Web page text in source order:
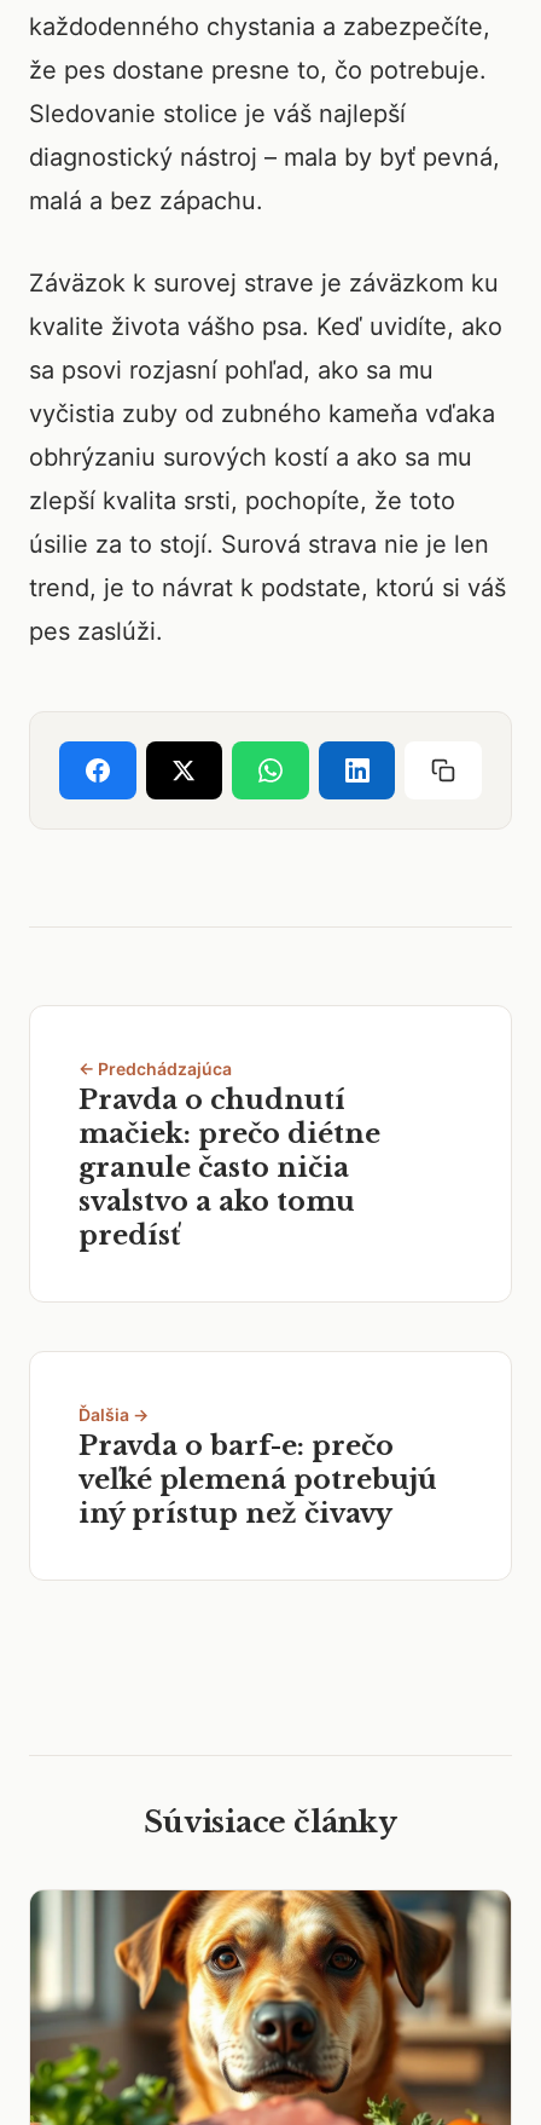
každodenného chystania a zabezpečíte,
že pes dostane presne to, čo potrebuje.
Sledovanie stolice je váš najlepší
diagnostický nástroj – mala by byť pevná,
malá a bez zápachu.
Záväzok k surovej strave je záväzkom ku
kvalite života vášho psa. Keď uvidíte, ako
sa psovi rozjasní pohľad, ako sa mu
vyčistia zuby od zubného kameňa vďaka
obhrýzaniu surových kostí a ako sa mu
zlepší kvalita srsti, pochopíte, že toto
úsilie za to stojí. Surová strava nie je len
trend, je to návrat k podstate, ktorú si váš
pes zaslúži.
← Predchádzajúca
Pravda o chudnutí
mačiek: prečo diétne
granule často ničia
svalstvo a ako tomu
predísť
Ďalšia →
Pravda o barf-e: prečo
veľké plemená potrebujú
iný prístup než čivavy
Súvisiace články